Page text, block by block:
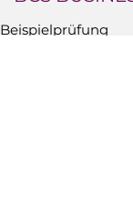
Beispielprüfung